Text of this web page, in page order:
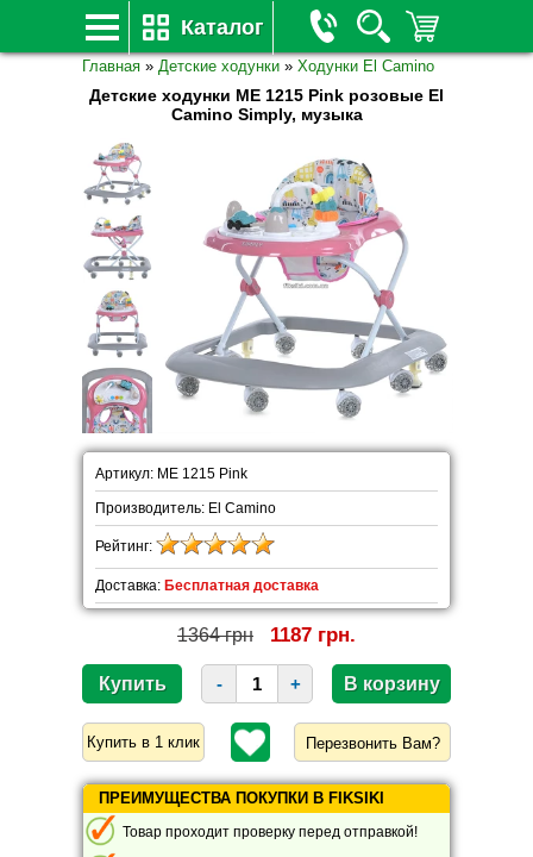
Каталог
Главная » Детские ходунки » Ходунки El Camino
Детские ходунки ME 1215 Pink розовые El
Camino Simply, музыка
Артикул: ME 1215 Pink
Производитель: El Camino
Рейтинг:
Доставка: Бесплатная доставка
1364 грн 1187 грн.
- +
Перезвонить Вам?
ПРЕИМУЩЕСТВА ПОКУПКИ В FIKSIKI
Товар проходит проверку перед отправкой!